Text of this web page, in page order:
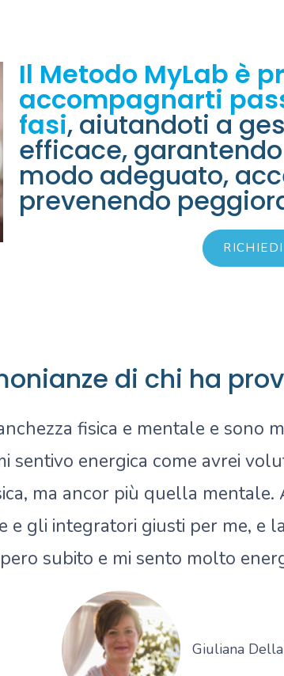
Il Metodo MyLab è
accompagnarti
fasi, aiutandoti a
efficace,
modo adeguato,
prevenendo
di chi ha
fisica e mentale e sono
sentivo energica come avrei
ma ancor più quella
e gli integratori giusti per me, e
subito e mi sento molto
Giuliana